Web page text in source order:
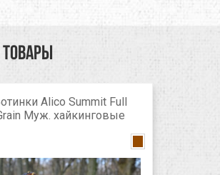
Alico Summit Full
Муж. хайкинговые